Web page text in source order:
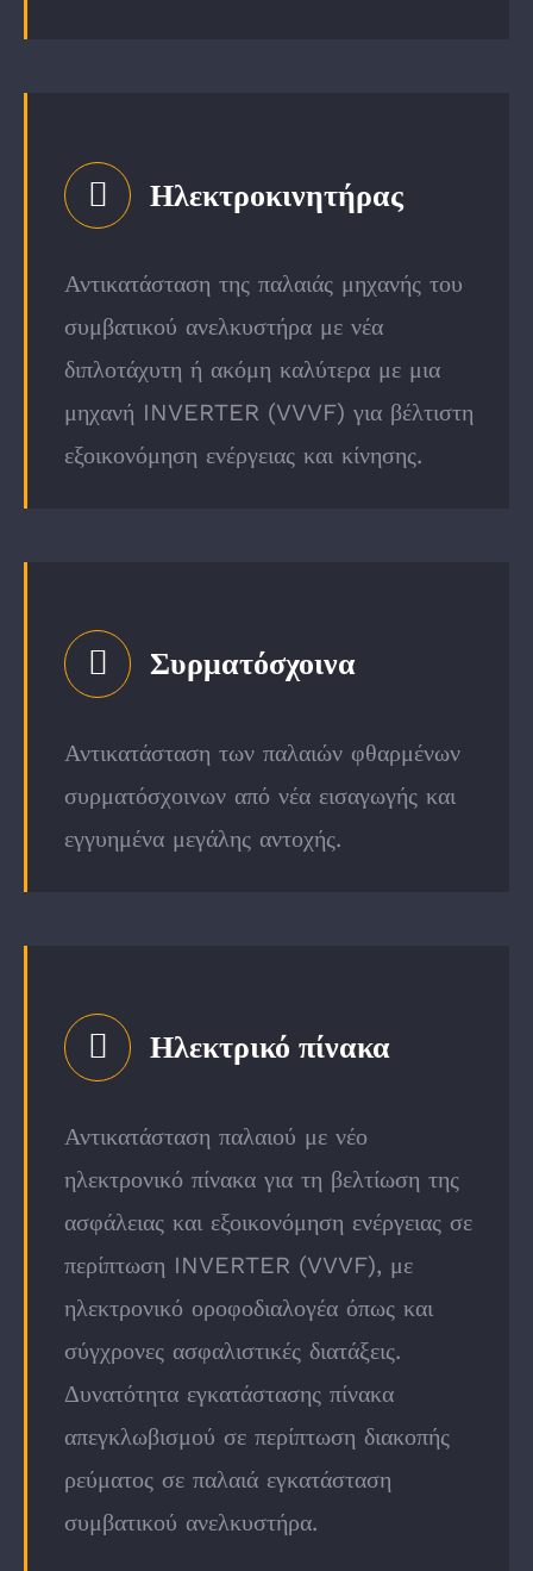
Ηλεκτροκινητήρας
Αντικατάσταση της παλαιάς μηχανής του
συμβατικού ανελκυστήρα με νέα
διπλοτάχυτη ή ακόμη καλύτερα με μια
μηχανή INVERTER (VVVF) για βέλτιστη
εξοικονόμηση ενέργειας και κίνησης.
Συρματόσχοινα
Αντικατάσταση των παλαιών φθαρμένων
συρματόσχοινων από νέα εισαγωγής και
εγγυημένα μεγάλης αντοχής.
Ηλεκτρικό πίνακα
Αντικατάσταση παλαιού με νέο
ηλεκτρονικό πίνακα για τη βελτίωση της
ασφάλειας και εξοικονόμηση ενέργειας σε
περίπτωση INVERTER (VVVF), με
ηλεκτρονικό οροφοδιαλογέα όπως και
σύγχρονες ασφαλιστικές διατάξεις.
Δυνατότητα εγκατάστασης πίνακα
απεγκλωβισμού σε περίπτωση διακοπής
ρεύματος σε παλαιά εγκατάσταση
συμβατικού ανελκυστήρα.